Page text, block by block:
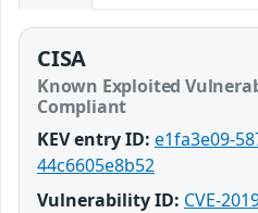
CISA
Known Exploited
Compliant
KEV entry ID: e1fa3e09-
44c6605e8b52
Vulnerability ID: CVE-